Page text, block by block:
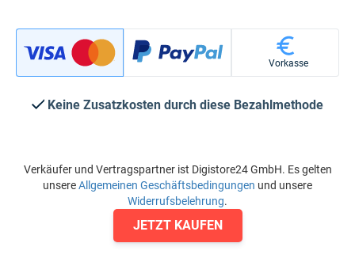
Vorkasse
Keine Zusatzkosten durch diese Bezahlmethode
Verkäufer und Vertragspartner ist Digistore24 GmbH. Es gelten
unsereAllgemeinen Geschäftsbedingungen und unsere
Widerrufsbelehrung.
JETZT KAUFEN